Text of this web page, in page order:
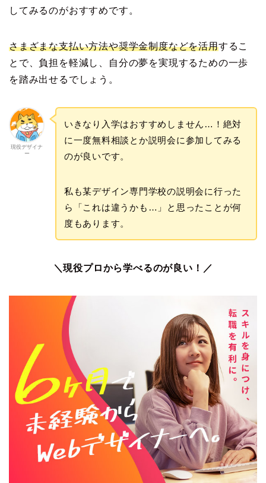
してみるのがおすすめです。
さまざまな支払い方法や奨学金制度などを活用するこ
とで、負担を軽減し、自分の夢を実現するための一歩
を踏み出せるでしょう。
現役デザイナ
ー
いきなり入学はおすすめしません…！絶対
に一度無料相談とか説明会に参加してみる
のが良いです。
私も某デザイン専門学校の説明会に行った
ら「これは違うかも…」と思ったことが何
度もあります。
＼現役プロから学べるのが良い！／